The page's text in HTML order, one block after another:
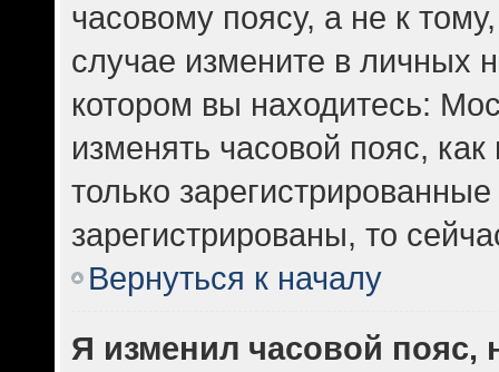
часовому поясу, а не к
случае измените в личных
котором вы находитесь:
изменять часовой пояс,
только
зарегистрированы, то
Вернуться к началу
Я изменил часовой пояс,